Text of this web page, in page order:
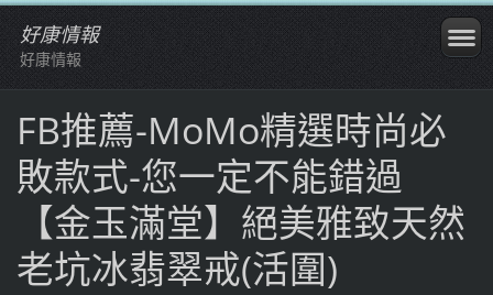
好康情報
好康情報
FB推薦-MoMo精選時尚必
敗款式-您一定不能錯過
【金玉滿堂】絕美雅致天然
老坑冰翡翠戒(活圍)